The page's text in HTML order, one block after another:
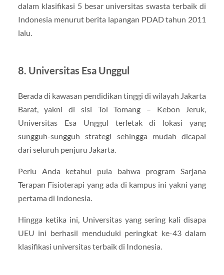
dalam klasifikasi 5 besar universitas swasta terbaik di
Indonesia menurut berita lapangan PDAD tahun 2011
lalu.
8. Universitas Esa Unggul
Berada di kawasan pendidikan tinggi di wilayah Jakarta
Barat, yakni di sisi Tol Tomang – Kebon Jeruk,
Universitas Esa Unggul terletak di lokasi yang
sungguh-sungguh strategi sehingga mudah dicapai
dari seluruh penjuru Jakarta.
Perlu Anda ketahui pula bahwa program Sarjana
Terapan Fisioterapi yang ada di kampus ini yakni yang
pertama di Indonesia.
Hingga ketika ini, Universitas yang sering kali disapa
UEU ini berhasil menduduki peringkat ke-43 dalam
klasifikasi universitas terbaik di Indonesia.